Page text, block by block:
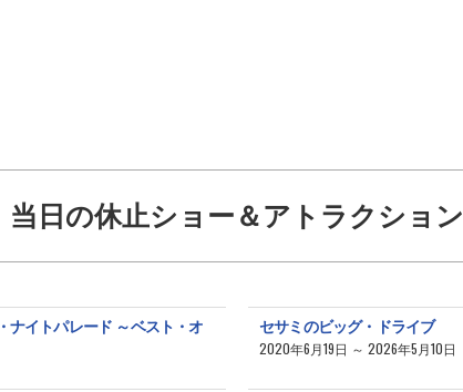
当日の休止ショー＆アトラクション
ナイトパレード ～ベスト・オ
セサミのビッグ・ドライブ
2020年6月19日 ～ 2026年5月10日